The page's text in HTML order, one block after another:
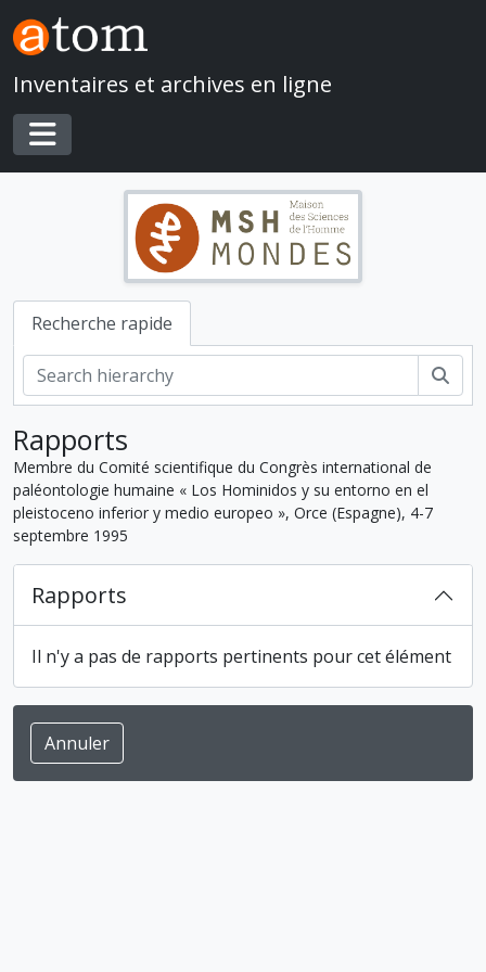
Skip to main content
Inventaires et archives en ligne
Toggle navigation
Recherche rapide
Rapports
Membre du Comité scientifique du Congrès international de
paléontologie humaine « Los Hominidos y su entorno en el
pleistoceno inferior y medio europeo », Orce (Espagne), 4-7
septembre 1995
Rapports
Il n'y a pas de rapports pertinents pour cet élément
Annuler